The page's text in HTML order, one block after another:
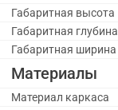
Габаритная высота
Габаритная глубина
Габаритная ширина
Материалы
Материал каркаса